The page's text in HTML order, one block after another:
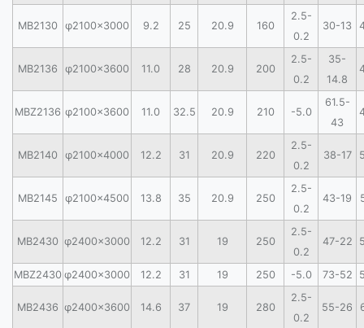
MB2130 φ2100×3000 9.2 25 20.9 160
2.5-
0.2
30-13
MB2136 φ2100×3600 11.0 28 20.9 200
2.5-
0.2
35-
14.8
MBZ2136 φ2100×3600 11.0 32.5 20.9 210 -5.0
61.5-
43
MB2140 φ2100×4000 12.2 31 20.9 220
2.5-
0.2
38-17
MB2145 φ2100×4500 13.8 35 20.9 250
2.5-
0.2
43-19
MB2430 φ2400×3000 12.2 31 19 250
2.5-
0.2
47-22
MBZ2430 φ2400×3000 12.2 31 19 250 -5.0 73-52
MB2436 φ2400×3600 14.6 37 19 280
2.5-
0.2
55-26